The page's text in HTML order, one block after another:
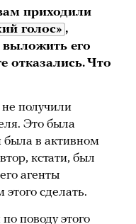
приходили
голос» ,
его
отказались. Что
получили
Это была
была в активном
кстати, был
агенты
сделать.
поводу этого